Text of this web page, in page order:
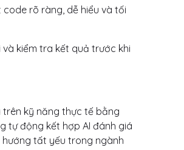
rõ ràng, dễ hiểu và tối
kiểm tra kết quả trước khi
trên kỹ năng thực tế bằng
tự động kết hợp AI đánh giá
tất yếu trong ngành